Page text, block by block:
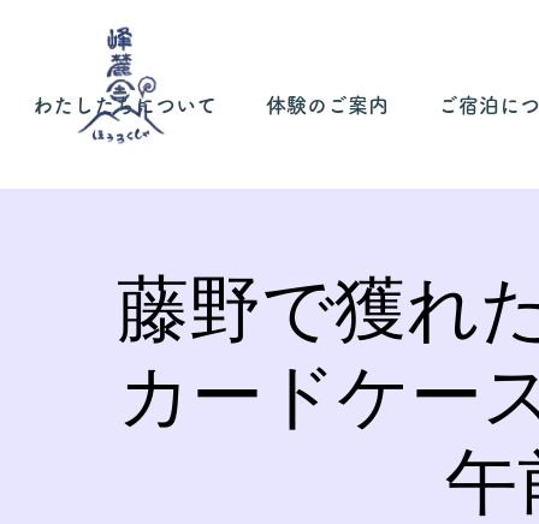
わたしたちについて 体験のご案内 ご宿泊に
藤野で獲れ
カードケー
午